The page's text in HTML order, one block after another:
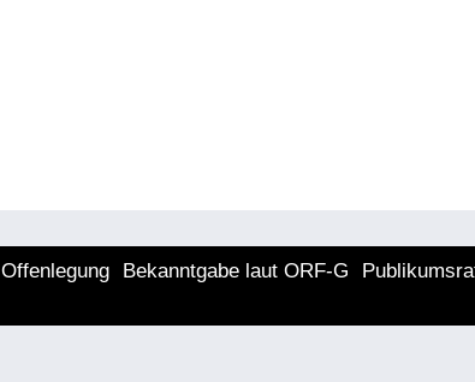
Offenlegung Bekanntgabe laut ORF-G